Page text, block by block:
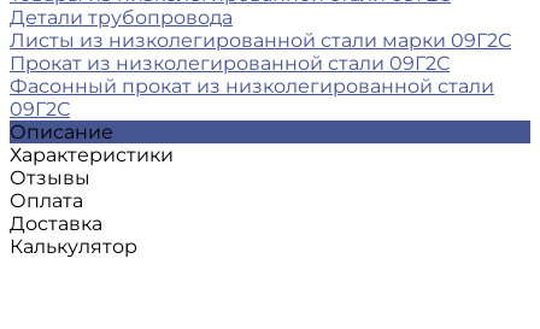
Детали трубопровода
Листы из низколегированной стали марки 09Г2С
Прокат из низколегированной стали 09Г2С
Фасонный прокат из низколегированной стали
09Г2С
Описание
Характеристики
Отзывы
Оплата
Доставка
Калькулятор